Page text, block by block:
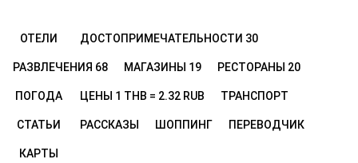
ОТЕЛИ ДОСТОПРИМЕЧАТЕЛЬНОСТИ 30
РАЗВЛЕЧЕНИЯ 68 МАГАЗИНЫ 19 РЕСТОРАНЫ 20
ПОГОДА ЦЕНЫ 1 THB = 2.32 RUB ТРАНСПОРТ
СТАТЬИ РАССКАЗЫ ШОППИНГ ПЕРЕВОДЧИК
КАРТЫ